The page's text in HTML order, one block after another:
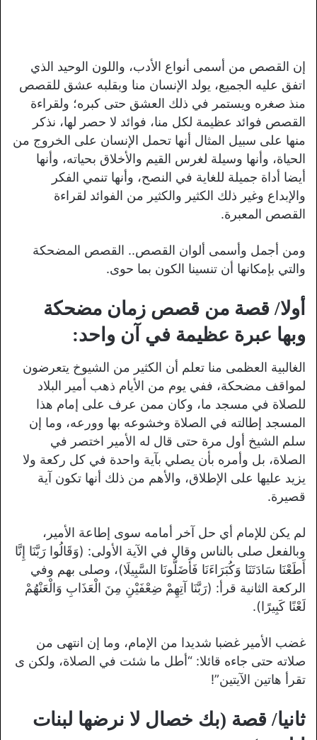
إن القصص من أسمى أنواع الأدب، واللون الوحيد الذي
اتفق عليه الجميع، يولد الإنسان منا وبقلبه عشق للقصص
منذ صغره ويستمر في ذلك العشق حتى كبره؛ ولقراءة
القصص فوائد عظيمة لكل منا، فوائد لا حصر لها، نذكر
منها على سبيل المثال أنها تحمل الإنسان على الخروج من
الحياة، وأنها وسيلة لغرس القيم والأخلاق بحياته، وأنها
أيضا أداة جميلة للغاية في النصح، وأنها تنمي الفكر
والإبداع وغير ذلك الكثير والكثير من الفوائد لقراءة
القصص المعبرة.
ومن أجمل وأسمى ألوان القصص.. القصص المضحكة
والتي بإمكانها أن تنسينا الكون بما حوى.
أولا/ قصة من قصص زمان مضحكة
وبها عبرة عظيمة في آن واحد:
الغالبية العظمى منا تعلم أن الكثير من الشيوخ يتعرضون
لمواقف مضحكة، ففي يوم من الأيام ذهب أمير البلاد
للصلاة في مسجد ما، وكان ممن عرف على إمام هذا
المسجد إطالته في الصلاة وخشوعه بها وورعه، وما إن
سلم الشيخ أول مرة حتى قال له الأمير اختصر في
الصلاة، بل وأمره بأن يصلي بآية واحدة في كل ركعة ولا
يزيد عليها على الإطلاق، والأهم من ذلك أنها تكون آية
قصيرة.
لم يكن للإمام أي حل آخر أمامه سوى إطاعة الأمير،
وبالفعل صلى بالناس وقال في الآية الأولى: (وَقَالُوا رَبَّنَا إِنَّا
أَطَعْنَا سَادَتَنَا وَكُبَرَاءَنَا فَأَضَلُّونَا السَّبِيلَا)، وصلى بهم وفي
الركعة الثانية قرأ: (رَبَّنَا آتِهِمْ ضِعْفَيْنِ مِنَ الْعَذَابِ وَالْعَنْهُمْ
لَعْنًا كَبِيرًا).
غضب الأمير غضبا شديدا من الإمام، وما إن انتهى من
صلاته حتى جاءه قائلا: “أطل ما شئت في الصلاة، ولكن ى
تقرأ هاتين الآيتين”!
ثانيا/ قصة (بك خصال لا نرضها لبنات